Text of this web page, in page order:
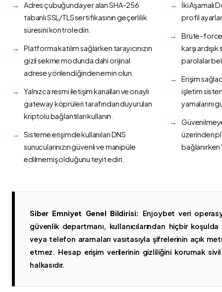
Adres çubuğunda yer alan SHA-256
tabanlı SSL/TLS sertifikasının geçerlilik
süresini kontrol edin.
Platforma katılım sağlarken tarayıcınızın
gizli sekme modunda dahi orijinal
adrese yönlendiğinden emin olun.
Yalnızca resmi iletişim kanalları ve onaylı
gateway köprüleri tarafından duyurulan
kriptolu bağlantıları kullanın.
Sisteme erişimde kullanılan DNS
sunucularınızın güvenli ve manipüle
edilmemiş olduğunu teyit edin.
İki Aşamalı
profil
Brute-force
karşı
parolalar
Erişim
işletim
yamalarını
üzerinden
bağlanırken
Siber Emniyet Genel Bildirisi:
Enjoybet veri
güvenlik departmanı, kullanıcılarından hiçbir
veya telefon aramaları vasıtasıyla şifrelerinin açık
etmez. Hesap erişim verilerinin gizliliğini korumak
halkasıdır.